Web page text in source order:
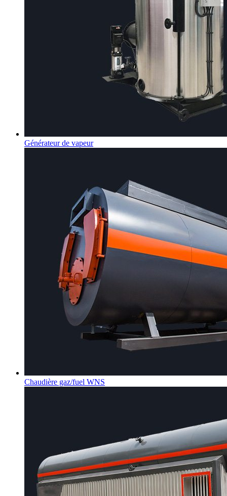
Générateur de vapeur
Chaudière gaz/fuel WNS